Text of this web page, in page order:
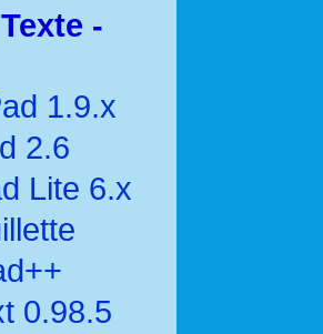
Texte -
1.9.x
2.6
Lite 6.x
0.98.5